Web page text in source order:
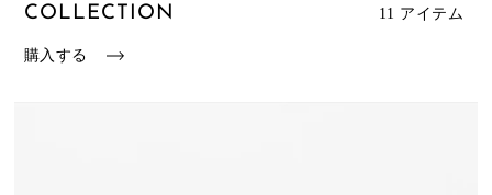
COLLECTION 11 アイテム
購入する